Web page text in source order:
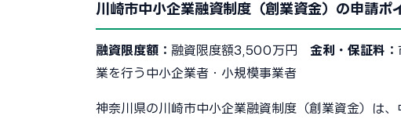
川崎市中小企業融資制度（創業資金）の申請ポ
融資限度額： 融資限度額3,500万円 金利・保証料：
業を行う中小企業者・小規模事業者
神奈川県の川崎市中小企業融資制度（創業資金）は